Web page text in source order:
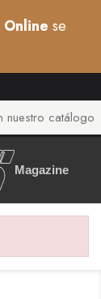
Online se
Magazine